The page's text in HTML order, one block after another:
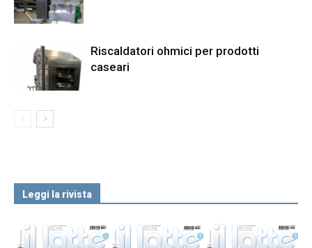
Riscaldatori ohmici per prodotti
caseari
Leggi la rivista